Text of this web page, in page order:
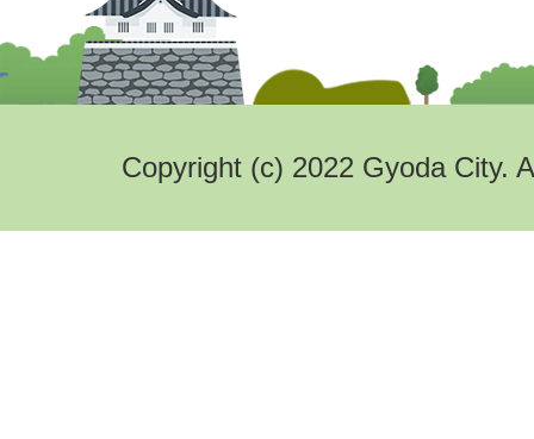
Copyright (c) 2022 Gyoda City.